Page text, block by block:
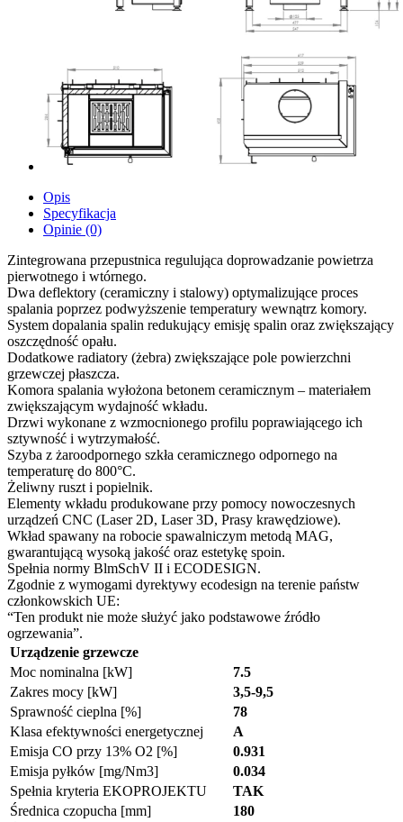
Opis
Specyfikacja
Opinie (0)
Zintegrowana przepustnica regulująca doprowadzanie powietrza
pierwotnego i wtórnego.
Dwa deflektory (ceramiczny i stalowy) optymalizujące proces
spalania poprzez podwyższenie temperatury wewnątrz komory.
System dopalania spalin redukujący emisję spalin oraz zwiększający
oszczędność opału.
Dodatkowe radiatory (żebra) zwiększające pole powierzchni
grzewczej płaszcza.
Komora spalania wyłożona betonem ceramicznym – materiałem
zwiększającym wydajność wkładu.
Drzwi wykonane z wzmocnionego profilu poprawiającego ich
sztywność i wytrzymałość.
Szyba z żaroodpornego szkła ceramicznego odpornego na
temperaturę do 800°C.
Żeliwny ruszt i popielnik.
Elementy wkładu produkowane przy pomocy nowoczesnych
urządzeń CNC (Laser 2D, Laser 3D, Prasy krawędziowe).
Wkład spawany na robocie spawalniczym metodą MAG,
gwarantującą wysoką jakość oraz estetykę spoin.
Spełnia normy BlmSchV II i ECODESIGN.
Zgodnie z wymogami dyrektywy ecodesign na terenie państw
członkowskich UE:
“Ten produkt nie może służyć jako podstawowe źródło
ogrzewania”.
Urządzenie grzewcze
Moc nominalna [kW]
7.5
Zakres mocy [kW]
3,5-9,5
Sprawność cieplna [%]
78
Klasa efektywności energetycznej
A
Emisja CO przy 13% O2 [%]
0.931
Emisja pyłków [mg/Nm3]
0.034
Spełnia kryteria EKOPROJEKTU
TAK
Średnica czopucha [mm]
180